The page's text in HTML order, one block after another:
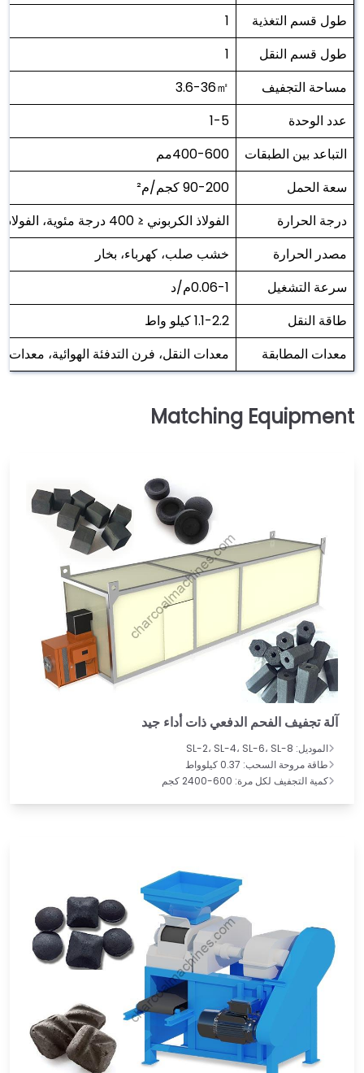
طول قسم التغذية
1
طول قسم النقل
1
مساحة التجفيف
3.6-36㎡
عدد الوحدة
1-5
التباعد بين الطبقات
400-600مم
سعة الحمل
90-200 كجم/م²
درجة الحرارة
الفولاذ الكربوني ≤ 400 درجة مئوية، الفولاذ المقاوم للصدأ ≤ 600 درجة مئوية
مصدر الحرارة
خشب صلب، كهرباء، بخار
سرعة التشغيل
0.06-1م/د
طاقة النقل
1.1-2.2 كيلو واط
معدات المطابقة
معدات النقل، فرن التدفئة الهوائية،
آلة تجفيف الفحم الدفعي ذات أداء جيد
الموديل: SL-2، SL-4، SL-6، SL-8
طاقة مروحة السحب: 0.37 كيلوواط
كمية التجفيف لكل مرة: 600-2400 كجم